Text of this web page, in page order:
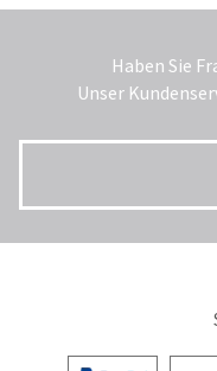
Haben Sie
Unser